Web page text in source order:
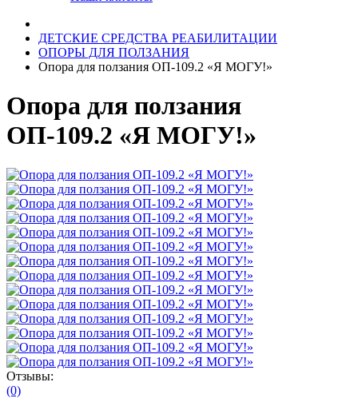
ДЕТСКИЕ СРЕДСТВА РЕАБИЛИТАЦИИ
ОПОРЫ ДЛЯ ПОЛЗАНИЯ
Опора для ползания ОП-109.2 «Я МОГУ!»
Опора для ползания
ОП-109.2 «Я МОГУ!»
Отзывы:
(0)